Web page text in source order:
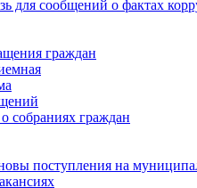
для сообщений о фактах
граждан
собраниях граждан
поступления на